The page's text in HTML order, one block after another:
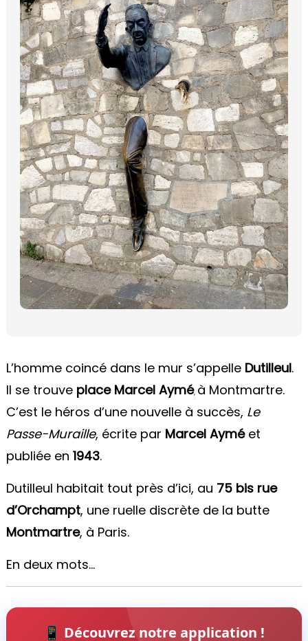
L’homme coincé dans le mur s’appelle Dutilleul.
Il se trouve place Marcel Aymé, à Montmartre.
C’est le héros d’une nouvelle à succès, Le
Passe-Muraille, écrite par Marcel Ayméet
publiée en 1943.
Dutilleul habitait tout près d’ici, au 75 bis rue
d’Orchampt, une ruelle discrète de la butte
Montmartre, à Paris.
En deux mots…
📱 Découvrez notre application !